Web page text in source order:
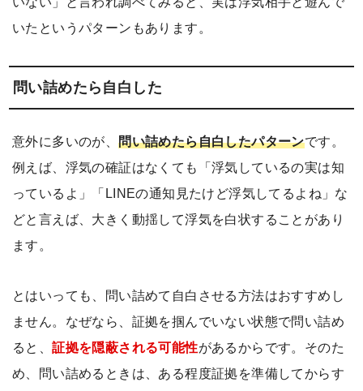
いたというパターンもあります。
問い詰めたら自白した
意外に多いのが、問い詰めたら自白したパターンです。
例えば、浮気の確証はなくても「浮気しているの実は知
っているよ」「LINEの通知見たけど浮気してるよね」な
どと言えば、大きく動揺して浮気を白状することがあり
ます。
とはいっても、問い詰めて自白させる方法はおすすめし
ません。なぜなら、証拠を掴んでいない状態で問い詰め
ると、証拠を隠蔽される可能性があるからです。そのた
め、問い詰めるときは、ある程度証拠を準備してからす